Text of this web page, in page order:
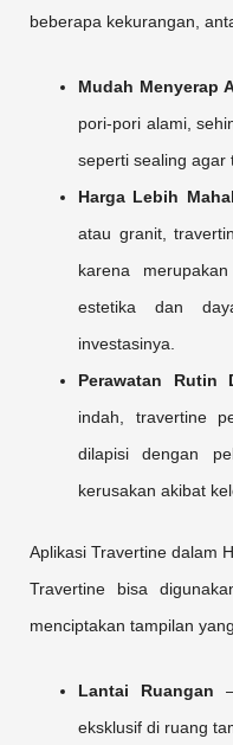
beberapa kekurangan,
Mudah Menyerap
pori-pori alami,
seperti sealing agar
Harga Lebih Mahal
atau granit,
karena
estetika dan
investasinya.
Perawatan Rutin
indah, travertine
dilapisi dengan
kerusakan akibat
Aplikasi Travertine dalam
Travertine bisa
menciptakan tampilan
Lantai Ruangan
eksklusif di ruang